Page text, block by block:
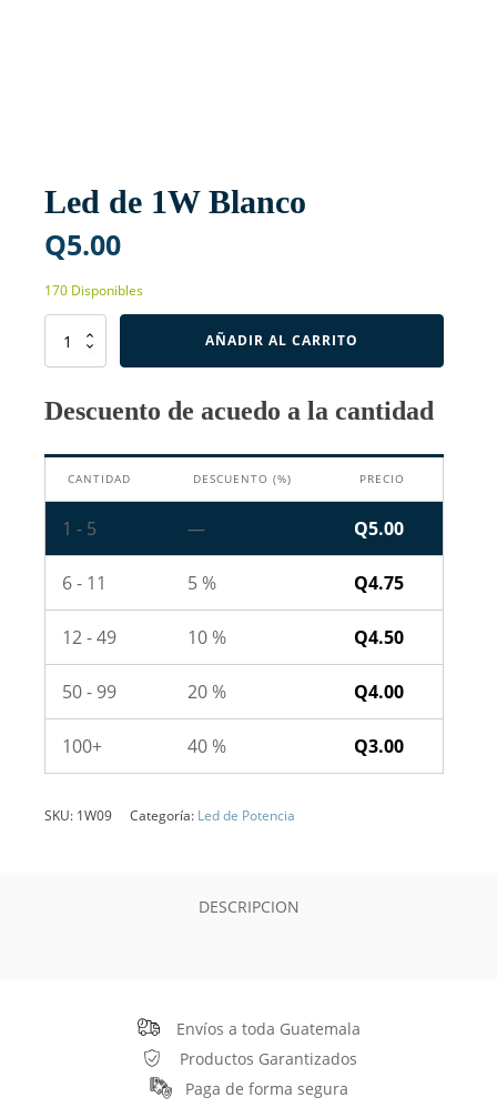
Led de 1W Blanco
Q5.00
170 Disponibles
Led
cantidad
AÑADIR AL CARRITO
Descuento de acuedo a la cantidad
CANTIDAD DESCUENTO (%) PRECIO
1 - 5 — Q5.00
6 - 11 5 % Q4.75
12 - 49 10 % Q4.50
50 - 99 20 % Q4.00
100+ 40 % Q3.00
SKU: 1W09 Categoría: Led de Potencia
DESCRIPCION
Envíos a toda Guatemala
Productos Garantizados
Paga de forma segura